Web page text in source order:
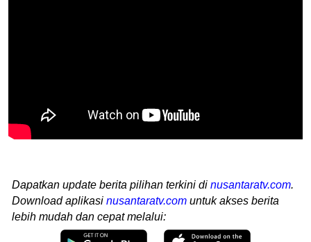
Dapatkan update berita pilihan terkini di nusantaratv.com.
Download aplikasi nusantaratv.com untuk akses berita
lebih mudah dan cepat melalui: